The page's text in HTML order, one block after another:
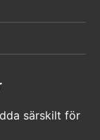
särskilt för